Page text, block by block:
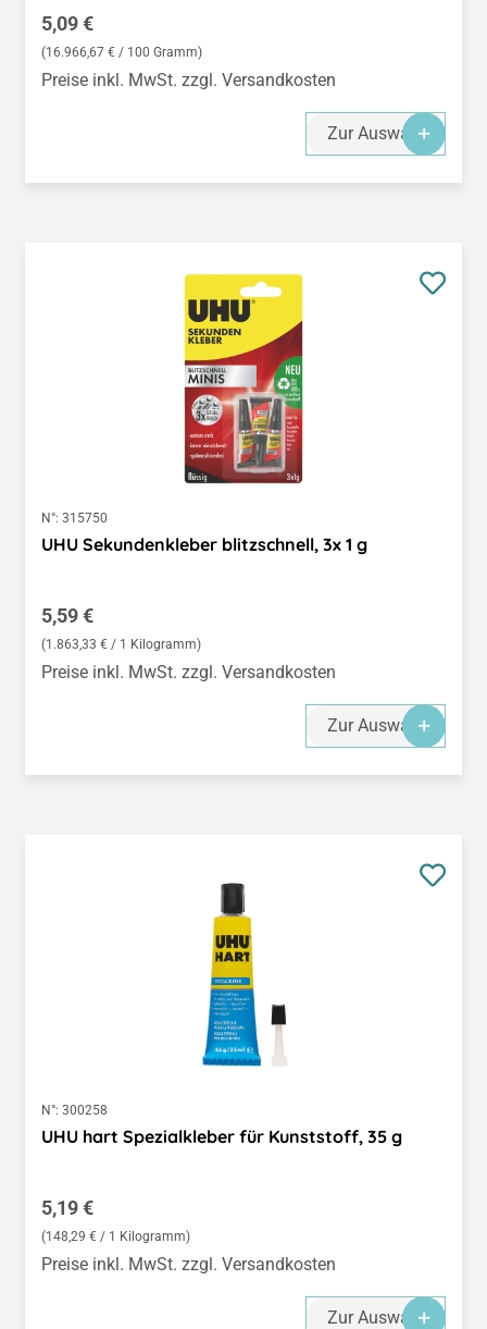
Regulärer Preis:
5,09 €
(16.966,67 € / 100 Gramm)
Preise inkl. MwSt. zzgl. Versandkosten
Zur Auswahl
N°: 315750
UHU Sekundenkleber blitzschnell, 3x 1 g
Regulärer Preis:
5,59 €
(1.863,33 € / 1 Kilogramm)
Preise inkl. MwSt. zzgl. Versandkosten
Zur Auswahl
N°: 300258
UHU hart Spezialkleber für Kunststoff, 35 g
Regulärer Preis:
5,19 €
(148,29 € / 1 Kilogramm)
Preise inkl. MwSt. zzgl. Versandkosten
Zur Auswahl